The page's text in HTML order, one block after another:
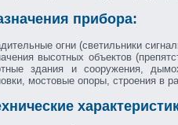
прибора:
огни (светильники
высотных объектов
здания и сооружения,
мостовые опоры, строения в